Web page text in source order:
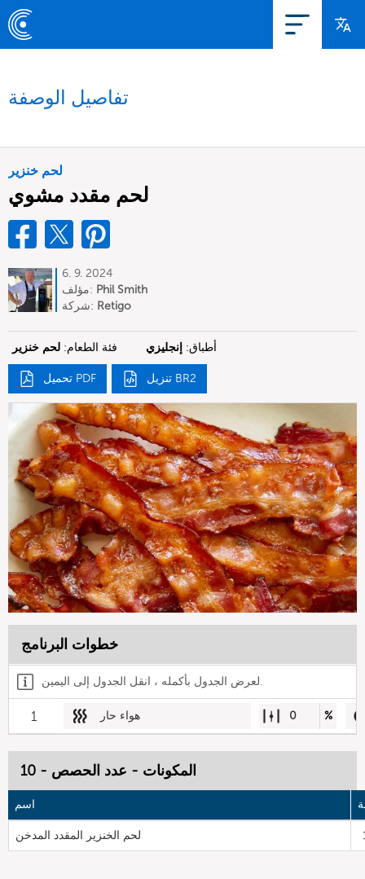
تفاصيل الوصفة
لحم خنزير
لحم مقدد مشوي
6. 9. 2024
مؤلف: Phil Smith
شركة: Retigo
فئة الطعام: لحم خنزير أطباق: إنجليزي
تحميل PDF تنزيل BR2
خطوات البرنامج
لعرض الجدول بأكمله ، انقل الجدول إلى اليمين.
1 هواء حار 0 %
المكونات - عدد الحصص - 10
اسم
لحم الخنزير المقدد المدخن